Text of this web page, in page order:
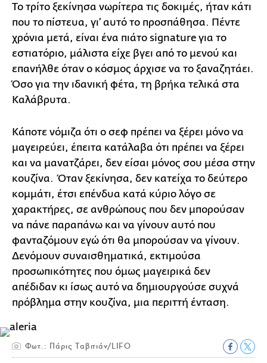
Το τρίτο ξεκίνησα νωρίτερα τις δοκιμές, ήταν κάτι
που το πίστευα, γι’ αυτό το προσπάθησα. Πέντε
χρόνια μετά, είναι ένα πιάτο signature για το
εστιατόριο, μάλιστα είχε βγει από το μενού και
επανήλθε όταν ο κόσμος άρχισε να το ξαναζητάει.
Όσο για την ιδανική φέτα, τη βρήκα τελικά στα
Καλάβρυτα.
Κάποτε νόμιζα ότι ο σεφ πρέπει να ξέρει μόνο να
μαγειρεύει, έπειτα κατάλαβα ότι πρέπει να ξέρει
και να μανατζάρει, δεν είσαι μόνος σου μέσα στην
κουζίνα. Όταν ξεκίνησα, δεν κατείχα το δεύτερο
κομμάτι, έτσι επένδυα κατά κύριο λόγο σε
χαρακτήρες, σε ανθρώπους που δεν μπορούσαν
να πάνε παραπάνω και να γίνουν αυτό που
φανταζόμουν εγώ ότι θα μπορούσαν να γίνουν.
Δενόμουν συναισθηματικά, εκτιμούσα
προσωπικότητες που όμως μαγειρικά δεν
απέδιδαν κι ίσως αυτό να δημιουργούσε συχνά
πρόβλημα στην κουζίνα, μια περιττή ένταση.
Φωτ.: Πάρις Ταβιτιάν/LIFO